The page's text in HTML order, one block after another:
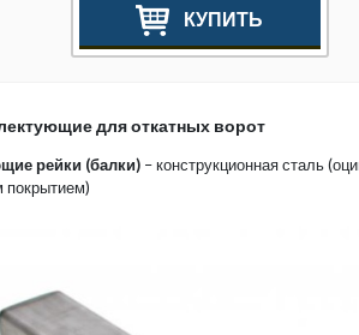
КУПИТЬ
для откатных ворот
рейки (балки) – конструкционная сталь
покрытием)